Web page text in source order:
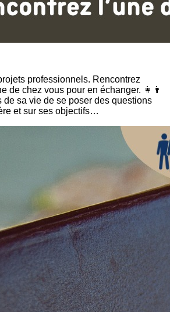
professionnels. Rencontrez
de chez vous pour en échanger. 👩👨
de sa vie de se poser des questions
et sur ses objectifs…